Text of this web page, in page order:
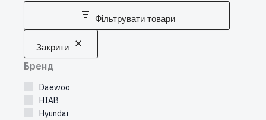
Фільтрувати товари
Закрити
Бренд
Daewoo
HIAB
Hyundai